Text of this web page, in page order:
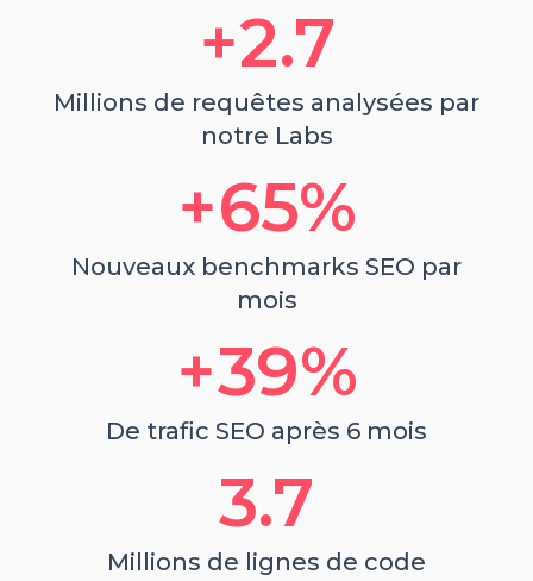
2.7
Millions de requêtes analysées par
notre Labs
65%
Nouveaux benchmarks SEO par
mois
39%
De trafic SEO après 6 mois
3.7
Millions de lignes de code